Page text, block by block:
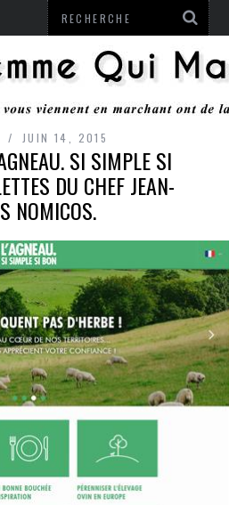
JUIN 14, 2015
SI SIMPLE SI
DU CHEF JEAN-
NOMICOS.